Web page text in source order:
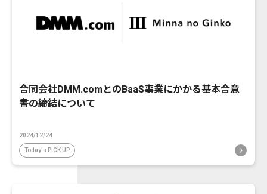
合同会社DMM.comとのBaaS事業にかかる基本合意
書の締結について
2024/12/24
Today's PICK UP